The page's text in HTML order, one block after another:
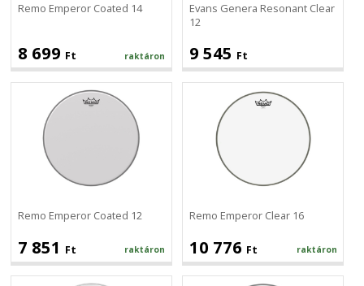
Remo Emperor Coated 14
8 699 Ft raktáron
Evans Genera Resonant Clear
12
9 545 Ft
Emperor
Coated
Remo Emperor Coated 12
7 851 Ft raktáron
Emperor
Remo Emperor Clear 16
10 776 Ft raktáron